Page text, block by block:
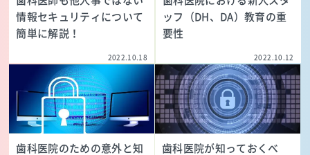
情報セキュリティについて
簡単に解説！
2022.10.18
ッフ（DH、DA）教育の重
要性
2022.10.12
歯科医院のための意外と知
歯科医院が知っておくべ